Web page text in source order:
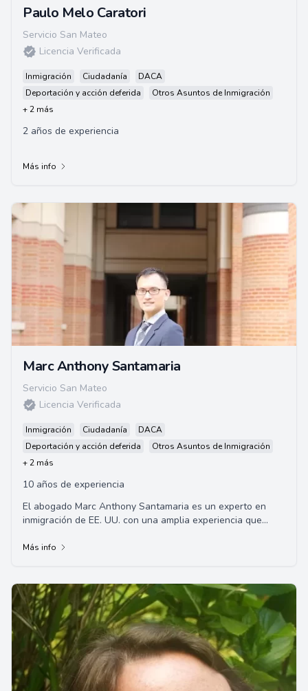
Paulo Melo Caratori
Servicio San Mateo
Licencia Verificada
Inmigración Ciudadanía
DACA
Deportación y acción deferida
Otros Asuntos de Inmigración
+ 2 más
2 años de experiencia
Más info
Marc Anthony Santamaria
Servicio San Mateo
Licencia Verificada
Inmigración Ciudadanía
DACA
Deportación y acción deferida
Otros Asuntos de Inmigración
+ 2 más
10 años de experiencia
El abogado Marc Anthony Santamaria es un experto en
inmigración de EE. UU. con una amplia experiencia que
Más info